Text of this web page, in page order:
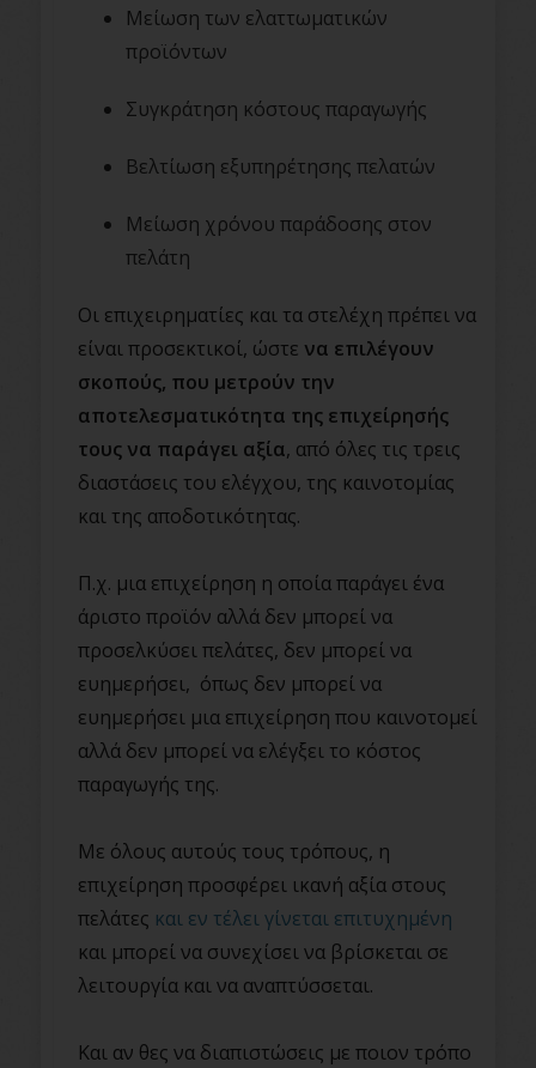
Μείωση των ελαττωματικών
προϊόντων
Συγκράτηση κόστους παραγωγής
Βελτίωση εξυπηρέτησης πελατών
Μείωση χρόνου παράδοσης στον
πελάτη
Οι επιχειρηματίες και τα στελέχη πρέπει να
είναι προσεκτικοί, ώστε να επιλέγουν
σκοπούς, που μετρούν την
αποτελεσματικότητα της επιχείρησής
τους να παράγει αξία, από όλες τις τρεις
διαστάσεις του ελέγχου, της καινοτομίας
και της αποδοτικότητας.
Π.χ. μια επιχείρηση η οποία παράγει ένα
άριστο προϊόν αλλά δεν μπορεί να
προσελκύσει πελάτες, δεν μπορεί να
ευημερήσει, όπως δεν μπορεί να
ευημερήσει μια επιχείρηση που καινοτομεί
αλλά δεν μπορεί να ελέγξει το κόστος
παραγωγής της.
Με όλους αυτούς τους τρόπους, η
επιχείρηση προσφέρει ικανή αξία στους
πελάτες και εν τέλει γίνεται επιτυχημένη
και μπορεί να συνεχίσει να βρίσκεται σε
λειτουργία και να αναπτύσσεται.
Και αν θες να διαπιστώσεις με ποιον τρόπο